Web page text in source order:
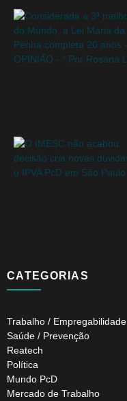
CATEGORIAS
Trabalho / Empregabilidade
Saúde / Prevenção
Reatech
Política
Mundo PcD
Mercado de Trabalho